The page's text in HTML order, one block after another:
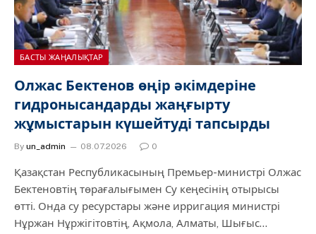
БАСТЫ ЖАҢАЛЫҚТАР
Олжас Бектенов өңір әкімдеріне
гидронысандарды жаңғырту
жұмыстарын күшейтуді тапсырды
By un_admin 08.07.2026 0
Қазақстан Республикасының Премьер-министрі Олжас
Бектеновтің төрағалығымен Су кеңесінің отырысы
өтті. Онда су ресурстары және ирригация министрі
Нұржан Нұржігітовтің, Ақмола, Алматы, Шығыс…